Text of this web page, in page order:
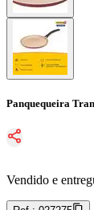
Panquequeira
Vendido e